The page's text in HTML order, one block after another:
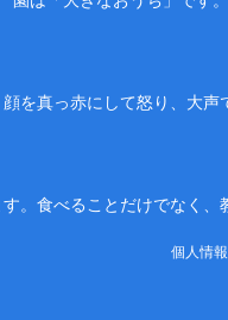
を真っ赤にして怒り、大
す。食べることだけでなく
個人情